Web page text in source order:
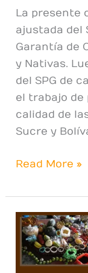
La presente
ajustada del
Garantía de
y Nativas.
del SPG de
el trabajo de
calidad de
Sucre y
Read More »
Guía
Diagnóstico,